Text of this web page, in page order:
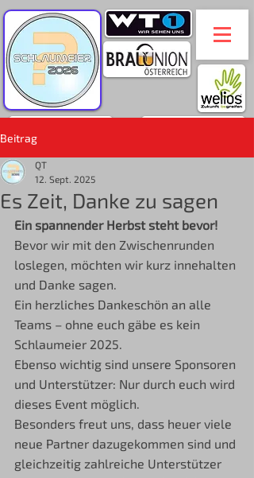
Beitrag
Es Zeit, Danke zu sagen
QT
12. Sept. 2025
Ein spannender Herbst steht bevor!
Bevor wir mit den Zwischenrunden
loslegen, möchten wir kurz innehalten
und Danke sagen.
Ein herzliches Dankeschön an alle
Teams – ohne euch gäbe es kein
Schlaumeier 2025.
Ebenso wichtig sind unsere Sponsoren
und Unterstützer: Nur durch euch wird
dieses Event möglich.
Besonders freut uns, dass heuer viele
neue Partner dazugekommen sind und
gleichzeitig zahlreiche Unterstützer